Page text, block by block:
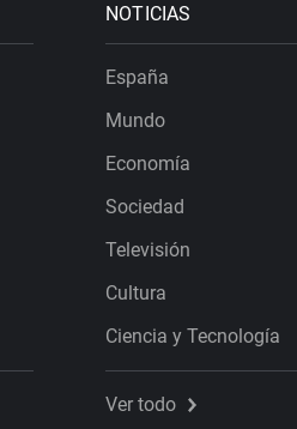
NOTICIAS
España
Mundo
Economía
Sociedad
Televisión
Cultura
Ciencia y Tecnología
Ver todo